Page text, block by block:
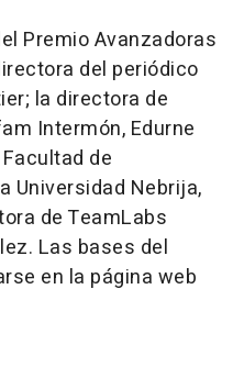
Premio Avanzadoras
del periódico
la directora de
Intermón, Edurne
de
Universidad Nebrija,
de TeamLabs
Las bases del
en la página web